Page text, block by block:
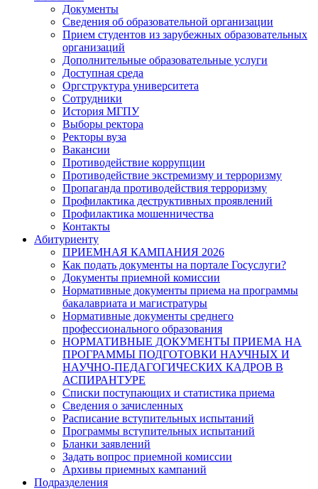
Документы
Сведения об образовательной организации
Прием студентов из зарубежных образовательных
организаций
Дополнительные образовательные услуги
Доступная среда
Оргструктура университета
Сотрудники
История МГПУ
Выборы ректора
Ректоры вуза
Вакансии
Противодействие коррупции
Противодействие экстремизму и терроризму
Пропаганда противодействия терроризму
Профилактика деструктивных проявлений
Профилактика мошенничества
Контакты
Абитуриенту
ПРИЕМНАЯ КАМПАНИЯ 2026
Как подать документы на портале Госуслуги?
Документы приемной комиссии
Нормативные документы приема на программы
бакалавриата и магистратуры
Нормативные документы среднего
профессионального образования
НОРМАТИВНЫЕ ДОКУМЕНТЫ ПРИЕМА НА
ПРОГРАММЫ ПОДГОТОВКИ НАУЧНЫХ И
НАУЧНО-ПЕДАГОГИЧЕСКИХ КАДРОВ В
АСПИРАНТУРЕ
Списки поступающих и статистика приема
Сведения о зачисленных
Расписание вступительных испытаний
Программы вступительных испытаний
Бланки заявлений
Задать вопрос приемной комиссии
Архивы приемных кампаний
Подразделения